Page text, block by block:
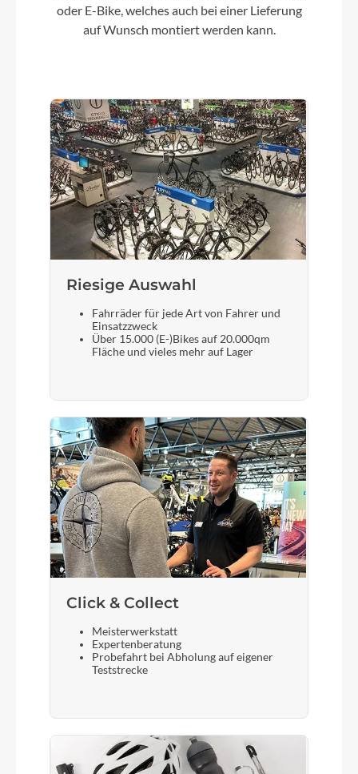
Shimano GRX FD-RX400-F
Sattel
Syncros Tofino Regular 2.0
Gabel
Carbon Gravel eRIDE HMX Flatmount Disc 1
1/4"-1 1/2" Excentric Carbon steerer
Display
Mahle iWoc ONE Bluetooth / Dedicated
Smartphone app
Sattelstütze
Syncros RR2.5 31.6/350mm
oder E-Bike, welches auch bei einer Lieferung
auf Wunsch montiert werden kann.
Riesige Auswahl
Fahrräder für jede Art von Fahrer und
Einsatzzweck
Über 15.000 (E-)Bikes auf 20.000qm
Fläche und vieles mehr auf Lager
Click & Collect
Meisterwerkstatt
Expertenberatung
Probefahrt bei Abholung auf eigener
Teststrecke